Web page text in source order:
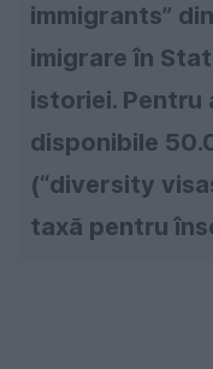
immigrants”
imigrare în
istoriei. Pentru
disponibile
(“diversity
taxă pentru